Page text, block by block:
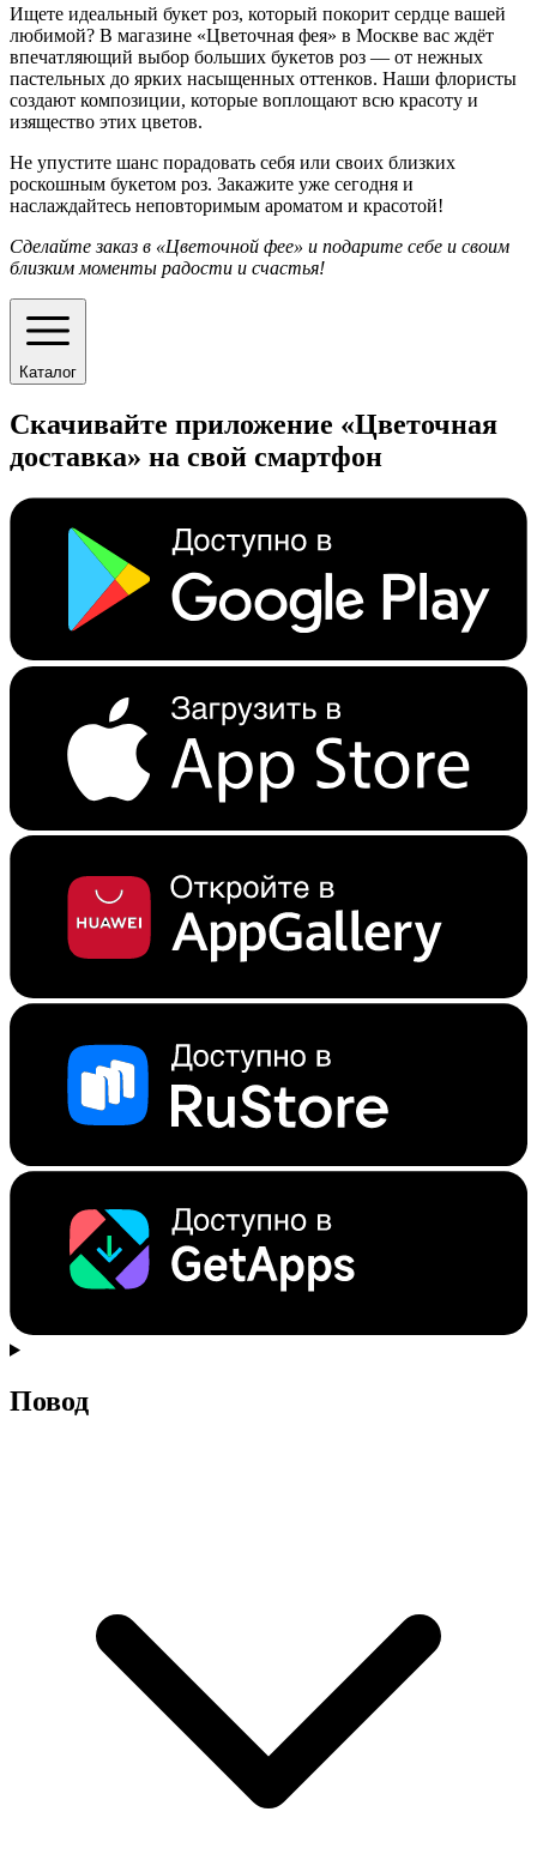
Ищете идеальный букет роз, который покорит сердце вашей
любимой? В магазине «Цветочная фея» в Москве вас ждёт
впечатляющий выбор больших букетов роз — от нежных
пастельных до ярких насыщенных оттенков. Наши флористы
создают композиции, которые воплощают всю красоту и
изящество этих цветов.
Не упустите шанс порадовать себя или своих близких
роскошным букетом роз. Закажите уже сегодня и
наслаждайтесь неповторимым ароматом и красотой!
Сделайте заказ в «Цветочной фее» и подарите себе и своим
близким моменты радости и счастья!
Каталог
Скачивайте приложение «Цветочная
доставка» на свой смартфон
Повод